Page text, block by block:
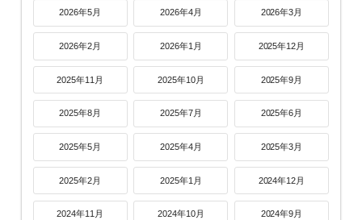
2026年5月 2026年4月 2026年3月
2026年2月 2026年1月 2025年12月
2025年11月 2025年10月 2025年9月
2025年8月 2025年7月 2025年6月
2025年5月 2025年4月 2025年3月
2025年2月 2025年1月 2024年12月
2024年11月 2024年10月 2024年9月